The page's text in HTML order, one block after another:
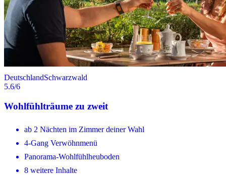
DeutschlandSchwarzwald
5.6/6
Wohlfühlträume zu zweit
ab 2 Nächten im Zimmer deiner Wahl
4-Gang Verwöhnmenü
Panorama-Wohlfühlheuboden
8 weitere Inhalte